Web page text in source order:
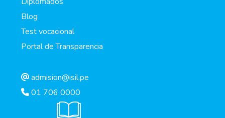
Blog
Test vocacional
Portal de Transparencia
admision@isil.pe
01 706 0000